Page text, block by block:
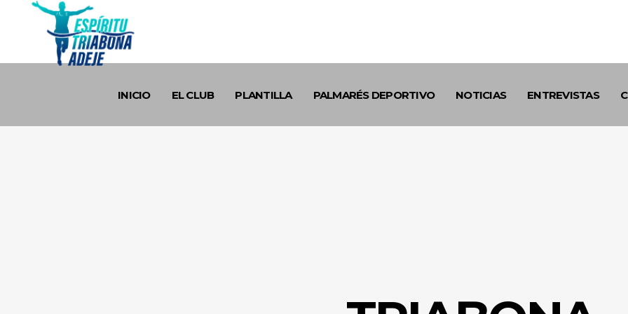
INICIO EL CLUB PLANTILLA PALMARÉS DEPORTIVO NOTICIAS ENTREVISTAS